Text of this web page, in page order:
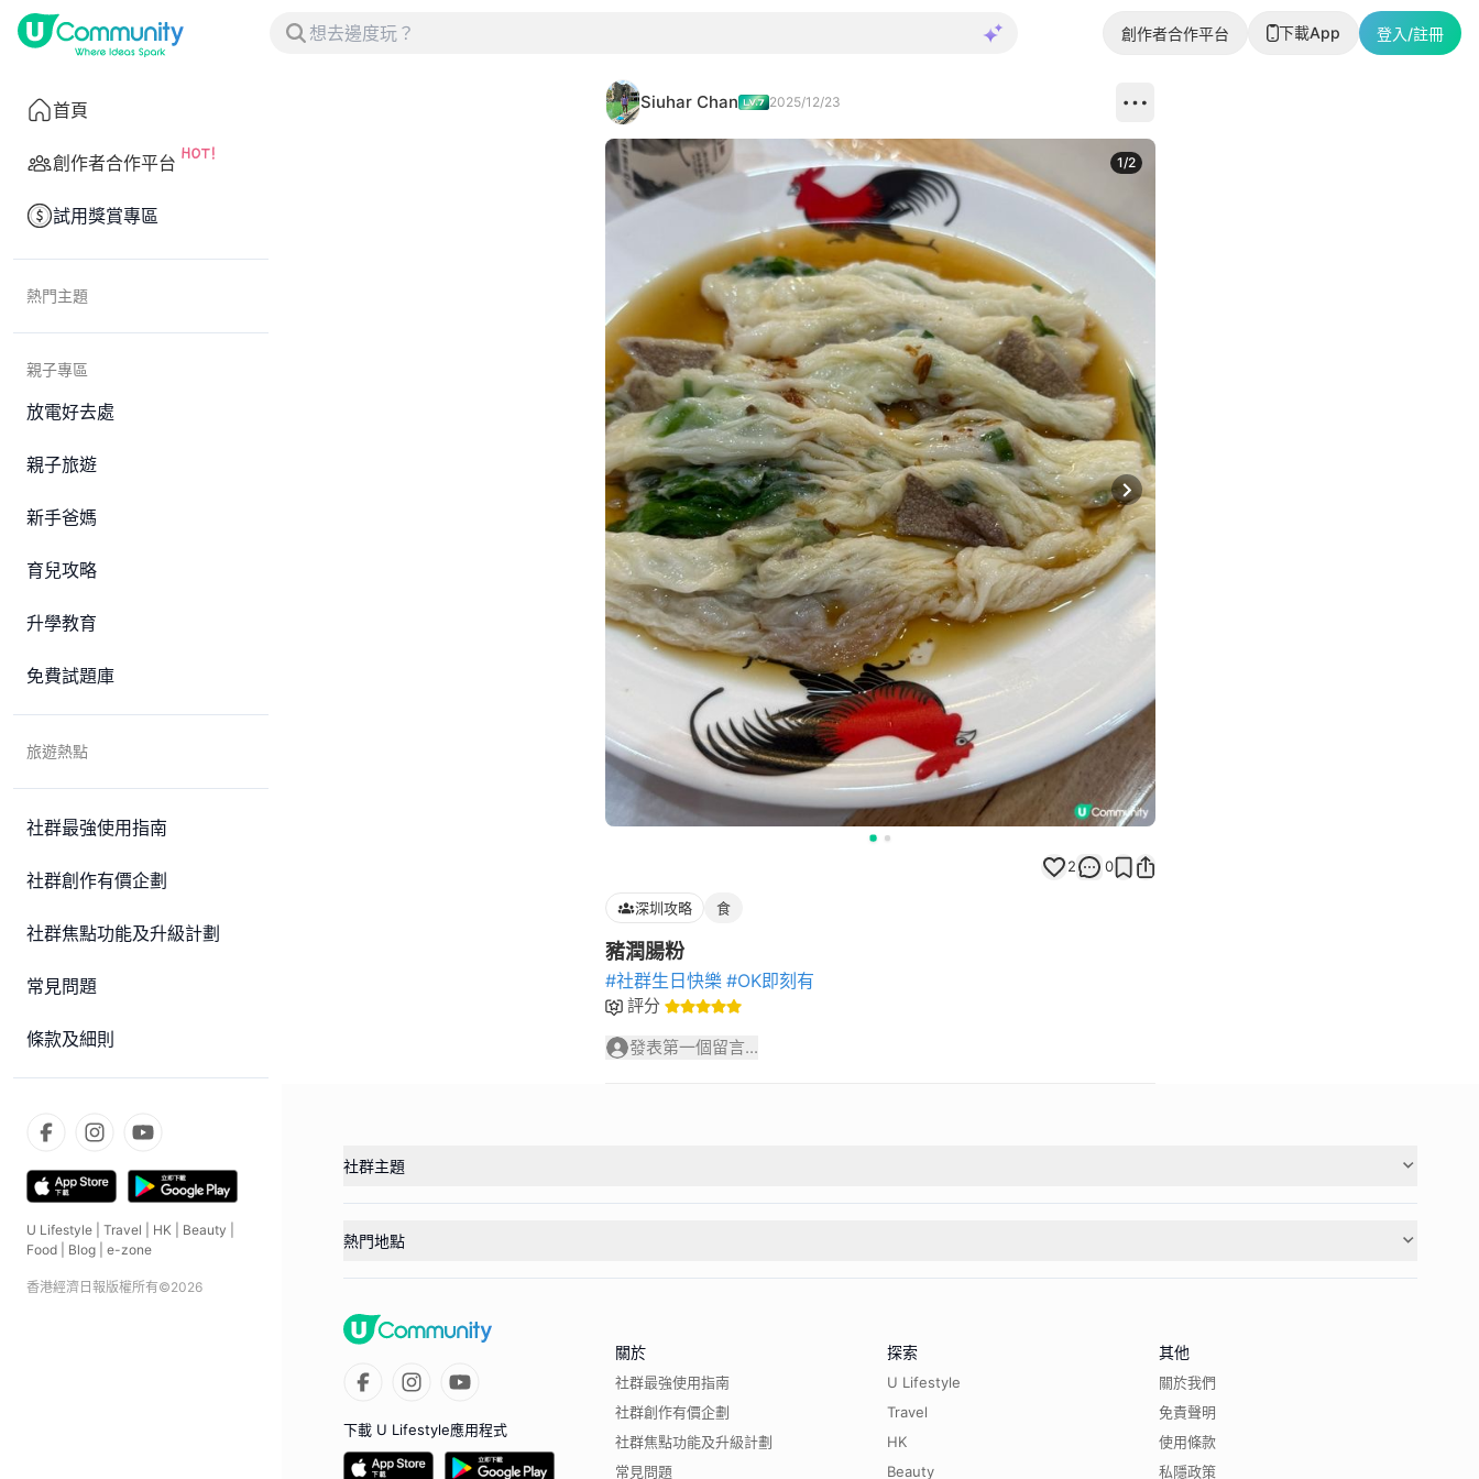
創作者合作平台 下載App 登入/註冊
首頁
創作者合作平台
試用獎賞專區
熱門主題
親子專區
放電好去處
親子旅遊
新手爸媽
育兒攻略
升學教育
免費試題庫
旅遊熱點
社群最強使用指南
社群創作有價企劃
社群焦點功能及升級計劃
常見問題
條款及細則
U Lifestyle Travel HK Beauty
Food
Blog e-zone
香港經濟日報版權所有©2026
Siuhar Chan 2025/12/23
Next slide
1/2
2 0
深圳攻略 食
豬潤腸粉
#社群生日快樂 #OK即刻有
評分
發表第一個留言...
社群主題
熱門地點
下載 U Lifestyle應用程式
關於
社群最強使用指南
社群創作有價企劃
社群焦點功能及升級計劃
常見問題
探索
U Lifestyle
Travel
HK
Beauty
其他
關於我們
免責聲明
使用條款
私隱政策